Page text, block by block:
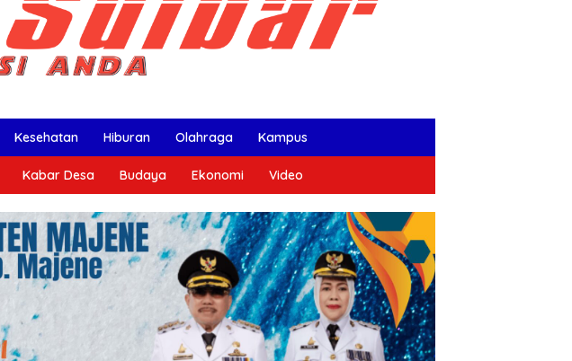
Kesehatan Hiburan Olahraga Kampus
Kabar Desa Budaya Ekonomi Video